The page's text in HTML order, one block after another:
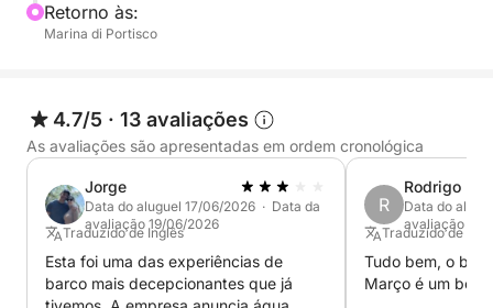
momentos de relaxamento. A plataforma de banho
Os interiores também foram projetados para o
máximo conforto, com uma sala de estar iluminada
com grandes janelas panorâmicas, uma área de
jantar interna, uma cozinha totalmente equipada,
duas cabines bem decoradas e um banheiro
completo. O preço inclui duas pranchas de SUP, um
scooter subaquático Jobe Pro 2025, equipamento
Retorno às:
Marina di Portisco
4.7/5 · 13 avaliações
As avaliações são apresentadas em ordem cronológica
Jorge
Data do aluguel 17/06/2026 · Data da
avaliação 19/06/2026
Traduzido de Inglês
Esta foi uma das experiências de
barco mais decepcionantes que já
R
Rodrigo
Data do
avaliação 18/
Traduzido de
Tudo bem, o
Março é um bom